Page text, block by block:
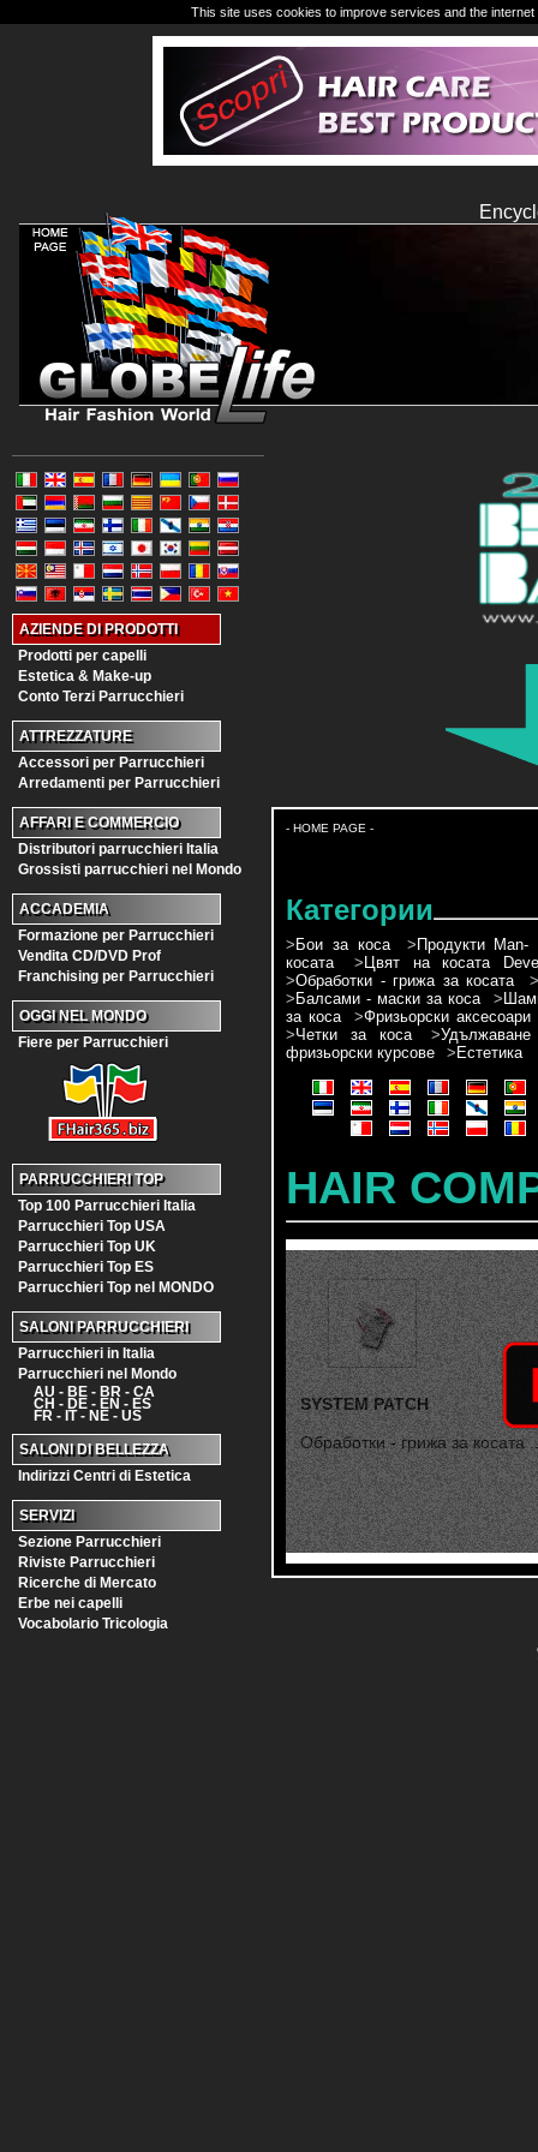
AZIENDE DI PRODOTTI
Prodotti per capelli
Estetica & Make-up
Conto Terzi Parrucchieri
ATTREZZATURE
Accessori per Parrucchieri
Arredamenti per Parrucchieri
AFFARI E COMMERCIO
Distributori parrucchieri Italia
Grossisti parrucchieri nel Mondo
ACCADEMIA
Formazione per Parrucchieri
Vendita CD/DVD Prof
Franchising per Parrucchieri
OGGI NEL MONDO
Fiere per Parrucchieri
PARRUCCHIERI TOP
Top 100 Parrucchieri Italia
Parrucchieri Top USA
Parrucchieri Top UK
Parrucchieri Top ES
Parrucchieri Top nel MONDO
SALONI PARRUCCHIERI
Parrucchieri in Italia
Parrucchieri nel Mondo
AU - BE - BR - CA
CH - DE - EN - ES
FR - IT - NE - US
SALONI DI BELLEZZA
Indirizzi Centri di Estetica
SERVIZI
Sezione Parrucchieri
Riviste Parrucchieri
Ricerche di Mercato
Erbe nei capelli
Vocabolario Tricologia
- HOME PAGE -
Категории
> Бои за коса > Продукти Man-
косата
> Цвят на косата
>Обработки - грижа за косата
> Балсами - маски за коса >
за коса
>Фризьорски аксесоари
>Четки за коса >
фризьорски курсове
> Естетика
HAIR
SYSTEM PATCH
Обработки - грижа за косата
This site uses cookies to improve services and the